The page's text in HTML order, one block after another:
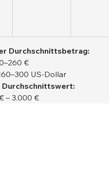
Durchschnittsbetrag:
€
US-Dollar
Durchschnittswert:
– 3.000 €